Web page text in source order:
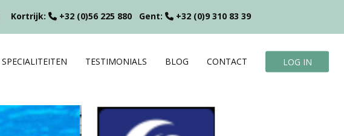
Kortrijk: +32 (0)56 225 880 Gent: +32 (0)9 310 83 39
SPECIALITEITEN TESTIMONIALS BLOG CONTACT LOG IN